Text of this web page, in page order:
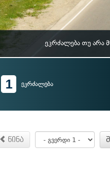
ეკრძალება თუ არა
1 ეკრძალება
წინა